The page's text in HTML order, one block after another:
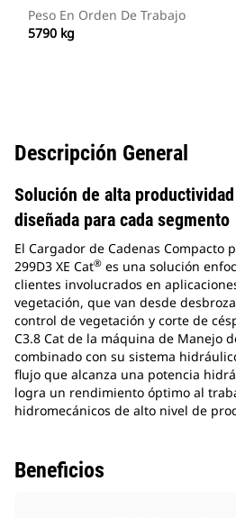
Peso En Orden De Trabajo
5790 kg
Descripción General
Solución de alta
diseñada para cada segmento
El Cargador de Cadenas Compacto
299D3 XE Cat® es una solución
clientes involucrados en
vegetación, que van desde
control de vegetación y corte de
C3.8 Cat de la máquina de Manejo
combinado con su sistema
flujo que alcanza una potencia
logra un rendimiento óptimo al
hidromecánicos de alto nivel de
Beneficios